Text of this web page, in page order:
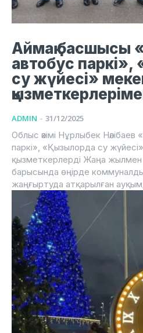
Аймақ басшысы
автобус
су жүйесі»
ADMIN - 31/12/2025
Облыс әкімі Нұрлыбек
паркі», «Қызылорда су
қызметкерлерді Жаңа
барысында өңірде
жаңғыртуда атқарылған